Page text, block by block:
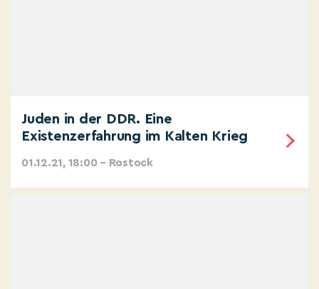
Juden in der DDR. Eine
Existenzerfahrung im Kalten Krieg
01.12.21, 18:00 – Rostock